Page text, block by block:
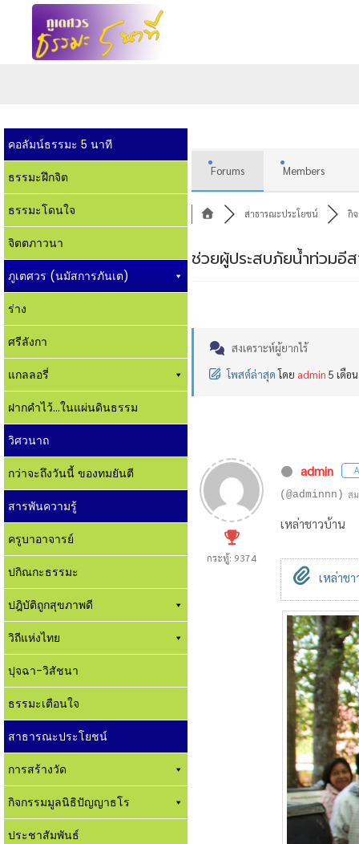
คอลัมน์ธรรมะ 5 นาที
ธรรมะฝึกจิต
ธรรมะโดนใจ
จิตตภาวนา
ภูเตศวร (นมัสการภันเต)
ร่าง
ศรีลังกา
แกลลอรี่
ฝากคำไว้...ในแผ่นดินธรรม
วิศวนาถ
กว่าจะถึงวันนี้ ของทมยันตี
สารพันความรู้
ครูบาอาจารย์
ปกิณกะธรรมะ
ปฎิบัติถูกสุขภาพดี
วิถีแห่งไทย
ปุจฉา-วิสัชนา
ธรรมะเตือนใจ
สาธารณะประโยชน์
การสร้างวัด
กิจกรรมมูลนิธิปัญญาธโร
ประชาสัมพันธ์
Forums Members
สาธารณะประโยชน์ กิ
ช่วยผู้ประสบภัยน้ำท่วม
สงเคราะห์ผู้ยากไร้
โพสต์ล่าสุด โดย admin 5 เดือ
กระทู้: 9374
admin
(@adminnn) ส
เหล่าชาวบ้าน
เหล่าช